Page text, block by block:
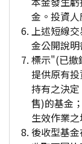
金。投資
上述短線
金公開說明
標示"(已撤
提供原有
持有之決
售)的基金
生效作業之
後收型基